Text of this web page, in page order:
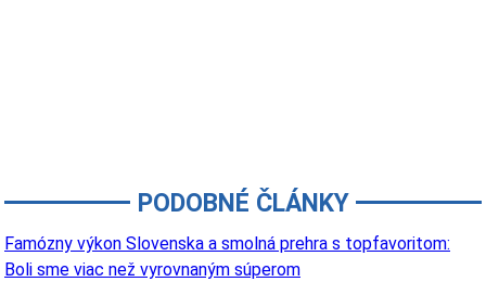
PODOBNÉ ČLÁNKY
Famózny výkon Slovenska a smolná prehra s topfavoritom:
Boli sme viac než vyrovnaným súperom